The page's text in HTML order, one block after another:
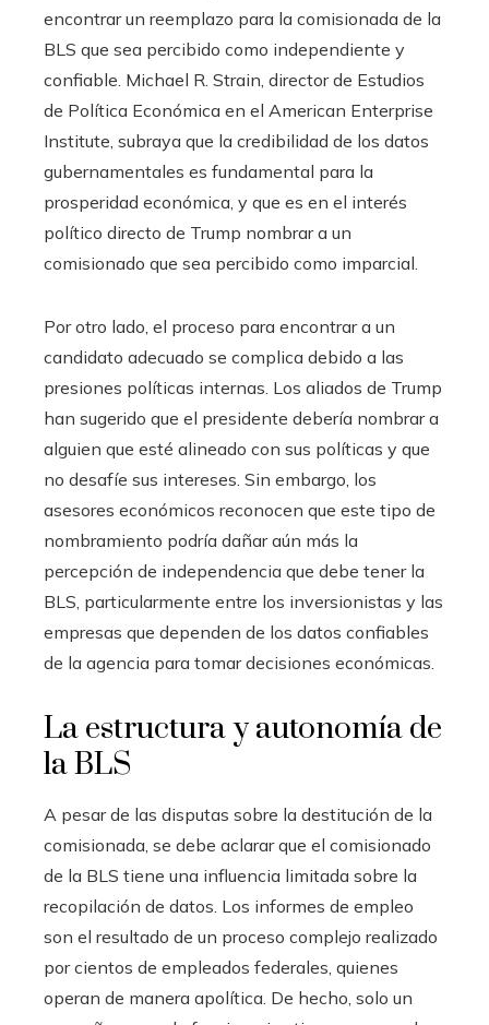
encontrar un reemplazo para la comisionada de la
BLS que sea percibido como independiente y
confiable. Michael R. Strain, director de Estudios
de Política Económica en el American Enterprise
Institute, subraya que la credibilidad de los datos
gubernamentales es fundamental para la
prosperidad económica, y que es en el interés
político directo de Trump nombrar a un
comisionado que sea percibido como imparcial.
Por otro lado, el proceso para encontrar a un
candidato adecuado se complica debido a las
presiones políticas internas. Los aliados de Trump
han sugerido que el presidente debería nombrar a
alguien que esté alineado con sus políticas y que
no desafíe sus intereses. Sin embargo, los
asesores económicos reconocen que este tipo de
nombramiento podría dañar aún más la
percepción de independencia que debe tener la
BLS, particularmente entre los inversionistas y las
empresas que dependen de los datos confiables
de la agencia para tomar decisiones económicas.
La estructura y autonomía de
la BLS
A pesar de las disputas sobre la destitución de la
comisionada, se debe aclarar que el comisionado
de la BLS tiene una influencia limitada sobre la
recopilación de datos. Los informes de empleo
son el resultado de un proceso complejo realizado
por cientos de empleados federales, quienes
operan de manera apolítica. De hecho, solo un